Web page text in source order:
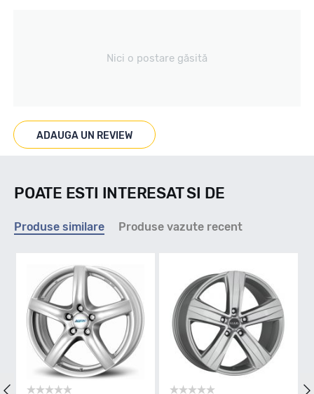
Se poate cumpara doar la set de 4 buc! Kit montaj GRATUIT
in caz ca este nevoie!
Nici o postare găsită
ADAUGA UN REVIEW
POATE ESTI INTERESAT SI DE
Produse similare Produse vazute recent